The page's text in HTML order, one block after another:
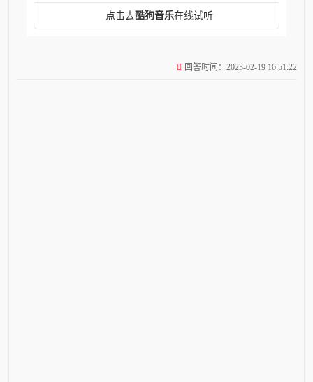
点击去酷狗音乐在线试听
回答时间：2023-02-19 16:51:22